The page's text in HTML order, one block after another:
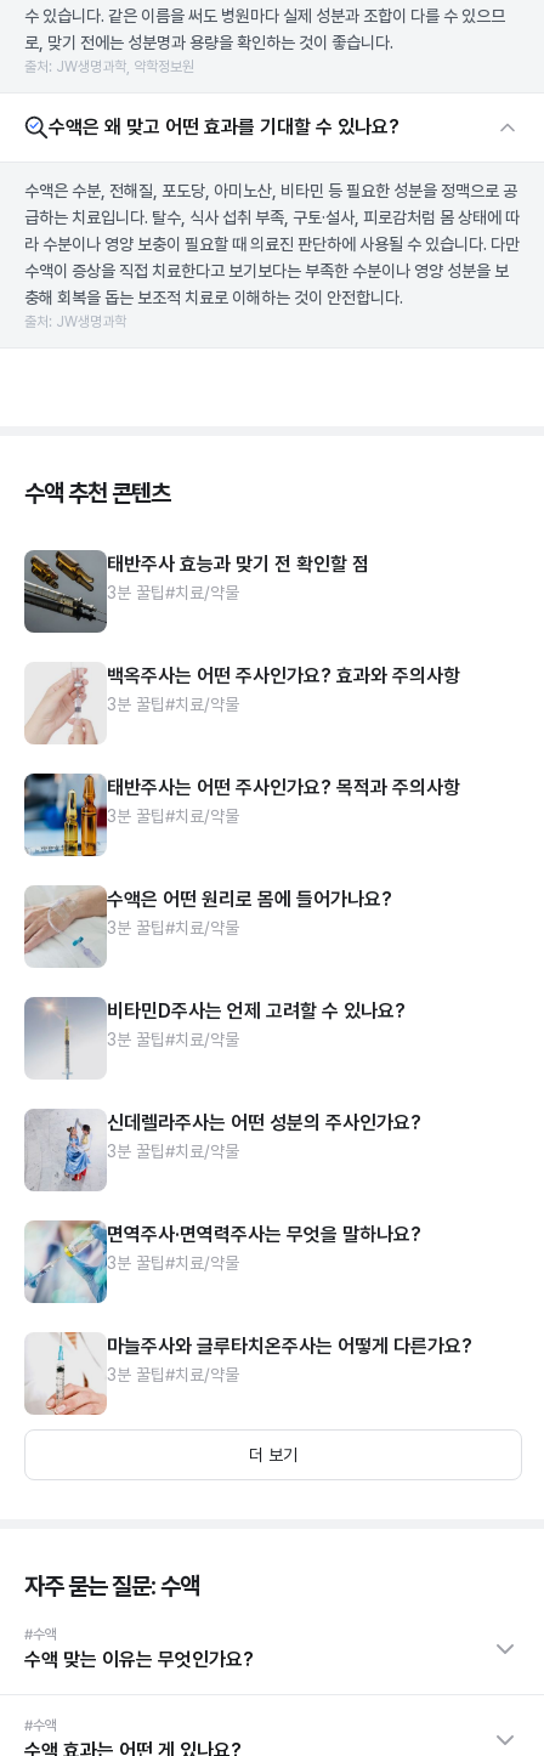
수 있습니다. 같은 이름을 써도 병원마다 실제 성분과 조합이 다를 수 있으므
로, 맞기 전에는 성분명과 용량을 확인하는 것이 좋습니다.
출처: JW생명과학, 약학정보원
수액은 왜 맞고 어떤 효과를 기대할 수 있나요?
수액은 수분, 전해질, 포도당, 아미노산, 비타민 등 필요한 성분을 정맥으로 공
급하는 치료입니다. 탈수, 식사 섭취 부족, 구토·설사, 피로감처럼 몸 상태에 따
라 수분이나 영양 보충이 필요할 때 의료진 판단하에 사용될 수 있습니다. 다만
수액이 증상을 직접 치료한다고 보기보다는 부족한 수분이나 영양 성분을 보
충해 회복을 돕는 보조적 치료로 이해하는 것이 안전합니다.
출처: JW생명과학
수액 추천 콘텐츠
태반주사 효능과 맞기 전 확인할 점
3분 꿀팁#치료/약물
백옥주사는 어떤 주사인가요? 효과와 주의사항
3분 꿀팁#치료/약물
태반주사는 어떤 주사인가요? 목적과 주의사항
3분 꿀팁#치료/약물
수액은 어떤 원리로 몸에 들어가나요?
3분 꿀팁#치료/약물
비타민D주사는 언제 고려할 수 있나요?
3분 꿀팁#치료/약물
신데렐라주사는 어떤 성분의 주사인가요?
3분 꿀팁#치료/약물
면역주사·면역력주사는 무엇을 말하나요?
3분 꿀팁#치료/약물
마늘주사와 글루타치온주사는 어떻게 다른가요?
3분 꿀팁#치료/약물
더 보기
자주 묻는 질문: 수액
#수액
수액 맞는 이유는 무엇인가요?
#수액
수액 효과는 어떤 게 있나요?